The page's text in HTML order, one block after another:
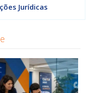
Jurídicas